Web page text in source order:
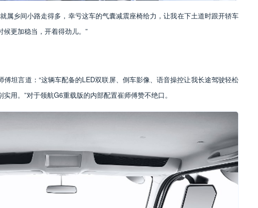
属乡间小路走得多，幸亏这车的气囊减震座椅给力，让我在下土道时跟开轿车
更加稳当，开着得劲儿。”
坦言道：“这辆车配备的LED双联屏、倒车影像、语音操控让我长途驾驶轻松
用。”对于领航G6重载版的内部配置崔师傅赞不绝口。